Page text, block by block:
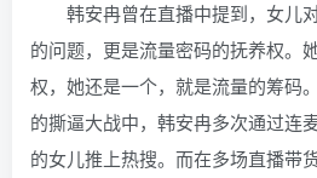
韩安冉曾在直播中提到，女儿
的问题，更是流量密码的抚养权。
权，她还是一个，就是流量的筹码
的撕逼大战中，韩安冉多次通过连
的女儿推上热搜。而在多场直播带